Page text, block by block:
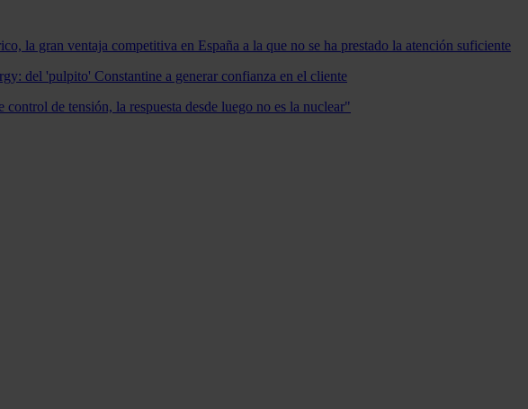
la gran ventaja competitiva en España a la que no se ha prestado la atención suficiente
del 'pulpito' Constantine a generar confianza en el cliente
de tensión, la respuesta desde luego no es la nuclear"